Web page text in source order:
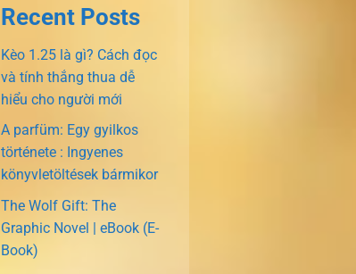
Recent Posts
Kèo 1.25 là gì? Cách đọc
và tính thắng thua dễ
hiểu cho người mới
A parfüm: Egy gyilkos
története : Ingyenes
könyvletöltések bármikor
The Wolf Gift: The
Graphic Novel | eBook (E-
Book)